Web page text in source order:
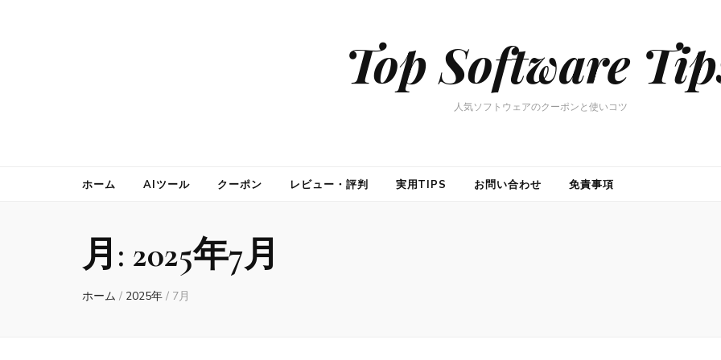
Top Software
人気ソフトウェアのクーポンと使いコツ
ホーム AIツール クーポン レビュー・評判 実用TIPS お問い合わせ 免責事項
月: 2025年7月
ホーム / 2025年 / 7月